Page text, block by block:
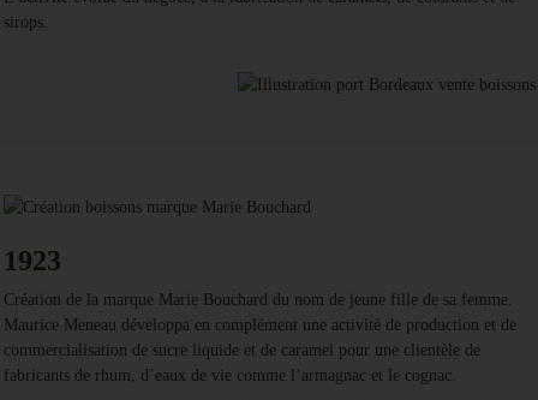
sirops.
1923
Création de la marque Marie Bouchard du nom de jeune fille de sa femme.
Maurice Meneau développa en complément une activité de production et de
commercialisation de sucre liquide et de caramel pour une clientèle de
fabricants de rhum, d’eaux de vie comme l’armagnac et le cognac.